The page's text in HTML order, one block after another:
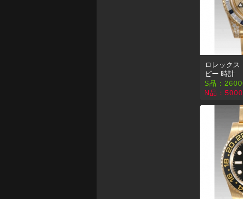
ロレックス
ピー 時計
S品：
N品：